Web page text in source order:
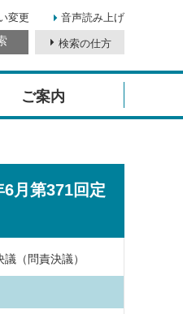
変更 音声読み上げ
検索の仕方
ご案内
6月第371回定
（問責決議）